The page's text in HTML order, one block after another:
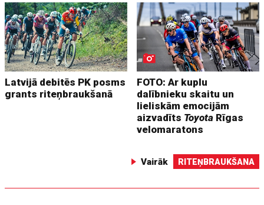
Latvijā debitēs PK posms
grants riteņbraukšanā
FOTO: Ar kuplu
dalībnieku skaitu un
lieliskām emocijām
aizvadīts Toyota Rīgas
velomaratons
Vairāk RITEŅBRAUKŠANA